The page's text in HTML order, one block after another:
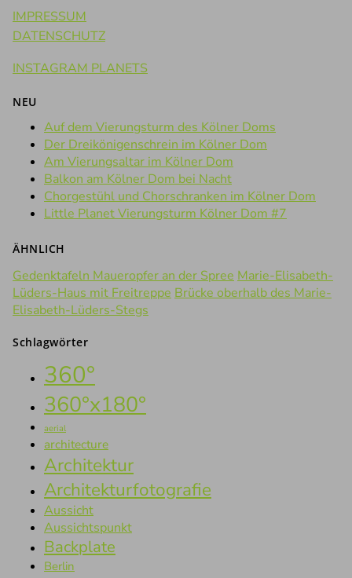
IMPRESSUM
DATENSCHUTZ
INSTAGRAM PLANETS
NEU
Auf dem Vierungsturm des Kölner Doms
Der Dreikönigenschrein im Kölner Dom
Am Vierungsaltar im Kölner Dom
Balkon am Kölner Dom bei Nacht
Chorgestühl und Chorschranken im Kölner Dom
Little Planet Vierungsturm Kölner Dom #7
ÄHNLICH
Gedenktafeln Maueropfer an der Spree Marie-Elisabeth-
Lüders-Haus mit Freitreppe Brücke oberhalb des Marie-
Elisabeth-Lüders-Stegs
Schlagwörter
360°
360°x180°
aerial
architecture
Architektur
Architekturfotografie
Aussicht
Aussichtspunkt
Backplate
Berlin